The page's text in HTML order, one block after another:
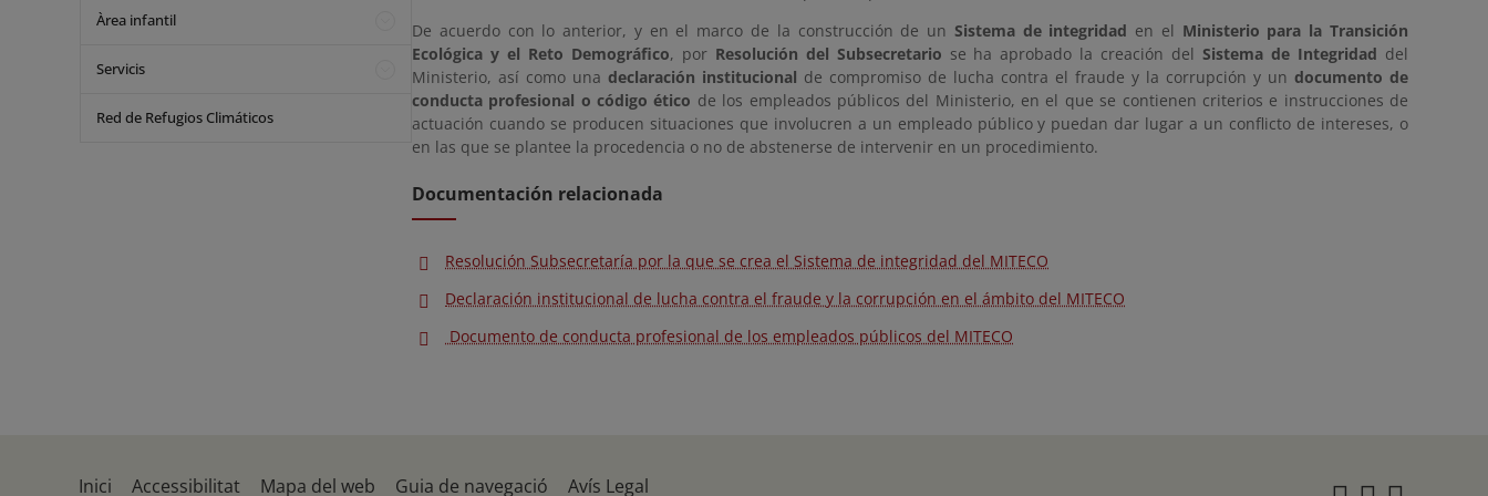
Àrea infantil
Servicis
Red de Refugios Climáticos
De acuerdo con lo anterior, y en el marco de la construcción de un Sistema de integridad en el Ministerio para la Transición
Ecológica y el Reto Demográfico, por Resolución del Subsecretario se ha aprobado la creación delSistema de Integridad del
Ministerio, así como una declaración institucional de compromiso de lucha contra el fraude y la corrupción y un documento de
conducta profesional o código ético de los empleados públicos del Ministerio, en el que se contienen criterios e instrucciones de
actuación cuando se producen situaciones que involucren a un empleado público y puedan dar lugar a un conflicto de intereses, o
en las que se plantee la procedencia o no de abstenerse de intervenir en un procedimiento.
Documentación relacionada
Resolución Subsecretaría por la que se crea el Sistema de integridad del MITECO
Declaración institucional de lucha contra el fraude y la corrupción en el ámbito del MITECO
Documento de conducta profesional de los empleados públicos del MITECO
Inici Accessibilitat Mapa del web Guia de navegació Avís Legal